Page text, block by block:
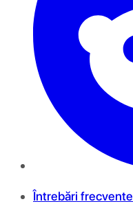
Întrebări frecvente